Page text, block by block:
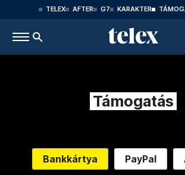
TELEX AFTER G7 KARAKTER
Támogatás
Bankkártya PayPal